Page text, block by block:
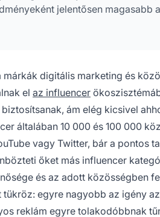
jelentősen magasabb
digitális marketing és
el az influencer
ám elég kicsivel
általában 10 000 és 100 000
vagy Twitter, bár a pontos
őket más influencer
és az adott közösségben
egyre nagyobb az igény
reklám egyre tolakodóbbnak